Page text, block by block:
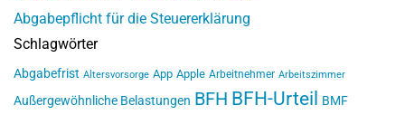
Abgabepflicht für die Steuererklärung
Schlagwörter
Abgabefrist Altersvorsorge App Apple Arbeitnehmer Arbeitszimmer
Außergewöhnliche Belastungen BFH BFH-Urteil BMF